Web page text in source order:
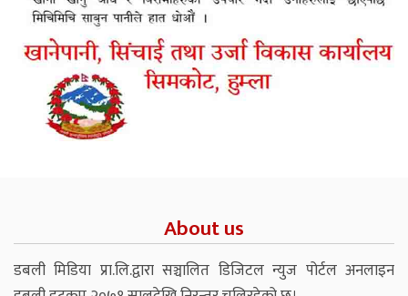
About us
डबली मिडिया प्रा.लि.द्वारा सञ्चालित डिजिटल न्युज पोर्टल अनलाइन